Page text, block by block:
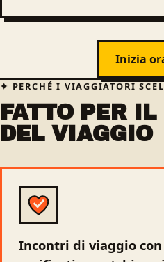
Inizia
PERCHÉ I VIAGGIATORI
FATTO PER
DEL VIAGGIO
Incontri di viaggio